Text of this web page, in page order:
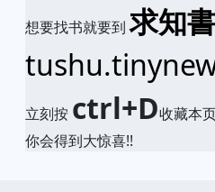
想要找书就要到求知
立刻按 ctrl+D收藏本
你会得到大惊喜!!